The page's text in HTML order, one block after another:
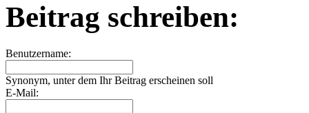
Beitrag schreiben:
Benutzername:
Synonym, unter dem Ihr Beitrag erscheinen soll
E-Mail: